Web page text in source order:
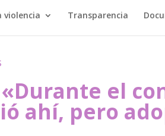
violencia Transparencia
«Durante el
ahí, pero